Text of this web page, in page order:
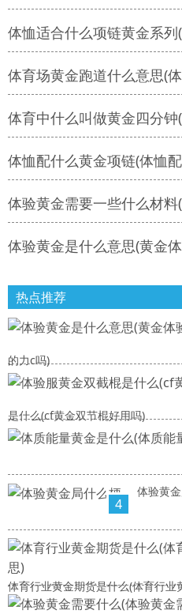
体恤适合什么项链黄金系
体育场黄金跑道什么意思(
体育中什么叫做黄金四分
体恤配什么黄金项链(体恤
体验黄金需要一些什么材
体验黄金是什么意思(黄金
热点推荐
的力c吗)
是什么(cf黄金双节棍好用吗)
4
体验黄
体育行业黄金期货是什么(体育行业